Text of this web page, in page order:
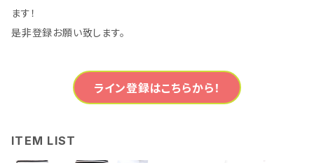
ます！
是非登録お願い致します。
ライン登録はこちらから！
ITEM LIST